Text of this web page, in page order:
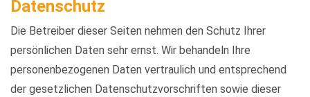
Datenschutz
Die Betreiber dieser Seiten nehmen den Schutz Ihrer
persönlichen Daten sehr ernst. Wir behandeln Ihre
personenbezogenen Daten vertraulich und entsprechend
der gesetzlichen Datenschutzvorschriften sowie dieser